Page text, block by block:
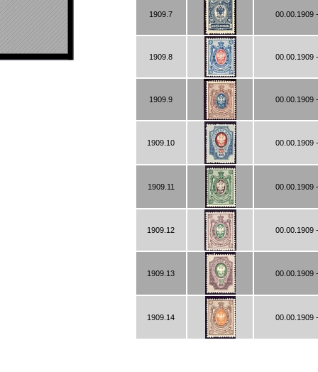
1909.7 00.00.1909
1909.8 00.00.1909
1909.9 00.00.1909
1909.10 00.00.1909
1909.11 00.00.1909
1909.12 00.00.1909
1909.13 00.00.1909
1909.14 00.00.1909